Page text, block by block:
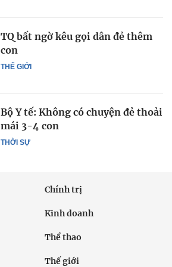
THẾ GIỚI
TQ bất ngờ kêu gọi dân đẻ thêm
con
THỜI SỰ
Bộ Y tế: Không có chuyện đẻ thoải
mái 3-4 con
Chính trị
Kinh doanh
Thể thao
Thế giới